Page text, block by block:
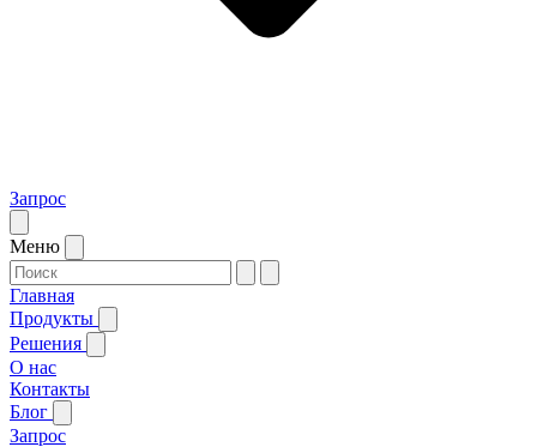
Запрос
Меню
Главная
Продукты
Решения
О нас
Контакты
Блог
Запрос